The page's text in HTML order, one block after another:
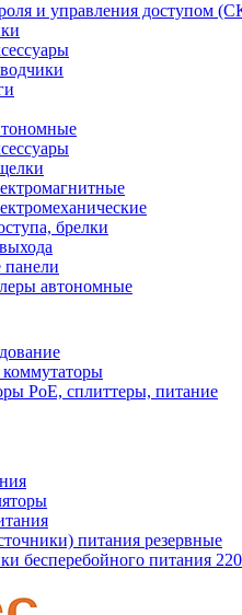
и управления доступом
брелки
автономные
РоЕ, сплиттеры, питание
питания резервные
бесперебойного питания